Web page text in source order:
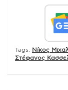
Tags: Νίκος
Στέφανος